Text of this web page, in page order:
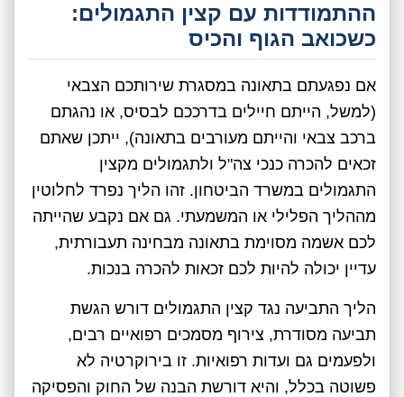
ההתמודדות עם קצין התגמולים:
כשכואב הגוף והכיס
אם נפגעתם בתאונה במסגרת שירותכם הצבאי
(למשל, הייתם חיילים בדרככם לבסיס, או נהגתם
ברכב צבאי והייתם מעורבים בתאונה), ייתכן שאתם
זכאים להכרה כנכי צה"ל ולתגמולים מקצין
התגמולים במשרד הביטחון. זהו הליך נפרד לחלוטין
מההליך הפלילי או המשמעתי. גם אם נקבע שהייתה
לכם אשמה מסוימת בתאונה מבחינה תעבורתית,
עדיין יכולה להיות לכם זכאות להכרה בנכות.
הליך התביעה נגד קצין התגמולים דורש הגשת
תביעה מסודרת, צירוף מסמכים רפואיים רבים,
ולפעמים גם ועדות רפואיות. זו בירוקרטיה לא
פשוטה בכלל, והיא דורשת הבנה של החוק והפסיקה